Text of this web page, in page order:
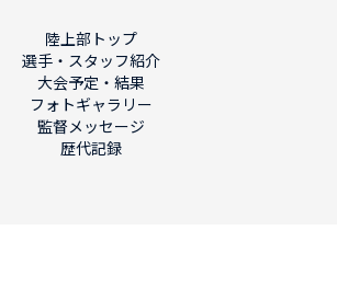
陸上部トップ
選手・スタッフ紹介
大会予定・結果
フォトギャラリー
監督メッセージ
歴代記録